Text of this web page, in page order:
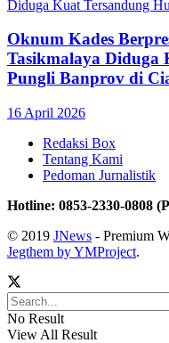
Oknum Kades
Tasikmalaya Diduga
Pungli Banprov di
16 April 2026
Redaksi Box
Tentang Kami
Pedoman Jurnalistik
Hotline: 0853-2330-0808
© 2019 JNews - Premium
Jegthem by YMProject.
No Result
View All Result